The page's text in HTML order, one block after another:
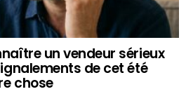
un vendeur sérieux
de cet été
chose